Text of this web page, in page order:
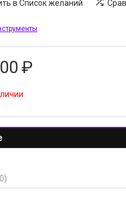
в Список желаний
₽